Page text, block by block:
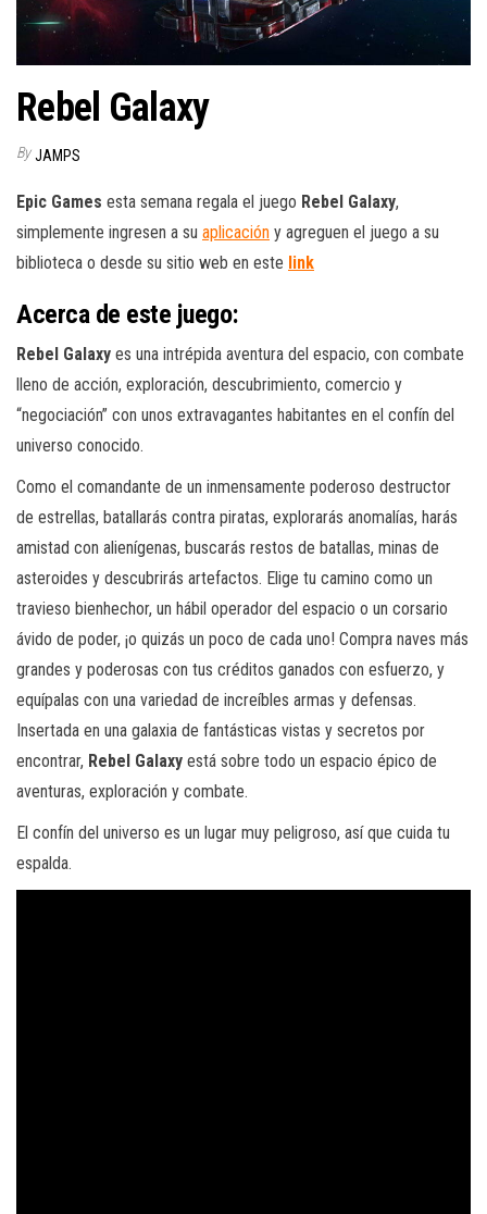
Rebel Galaxy
By JAMPS
Epic Games esta semana regala el juego Rebel Galaxy,
simplemente ingresen a su aplicación y agreguen el juego a su
biblioteca o desde su sitio web en este link
Acerca de este juego:
Rebel Galaxy es una intrépida aventura del espacio, con combate
lleno de acción, exploración, descubrimiento, comercio y
“negociación” con unos extravagantes habitantes en el confín del
universo conocido.
Como el comandante de un inmensamente poderoso destructor
de estrellas, batallarás contra piratas, explorarás anomalías, harás
amistad con alienígenas, buscarás restos de batallas, minas de
asteroides y descubrirás artefactos. Elige tu camino como un
travieso bienhechor, un hábil operador del espacio o un corsario
ávido de poder, ¡o quizás un poco de cada uno! Compra naves más
grandes y poderosas con tus créditos ganados con esfuerzo, y
equípalas con una variedad de increíbles armas y defensas.
Insertada en una galaxia de fantásticas vistas y secretos por
encontrar, Rebel Galaxy está sobre todo un espacio épico de
aventuras, exploración y combate.
El confín del universo es un lugar muy peligroso, así que cuida tu
espalda.